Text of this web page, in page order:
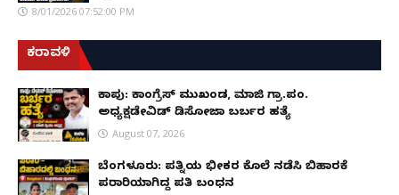
8/01/2026 07:52:00 PM
ಕರಾವಳಿ
ಕಾಪು: ಕಾಂಗ್ರೆಸ್ ಮುಖಂಡ, ಮಾಜಿ ಗ್ರಾ.ಪಂ.
ಅಧ್ಯಕ್ಷಡೇವಿಡ್ ಡಿಸೋಜಾ ಬರ್ಬರ ಹತ್ಯೆ
August 07, 2026
ಬೆಂಗಳೂರು: ಪತ್ನಿಯ ಭೀಕರ ಕೊಲೆ ನಡೆಸಿ ಬಿಹಾರಕ್ಕೆ
ಪರಾರಿಯಾಗಿದ್ದ ಪತಿ ಬಂಧನ